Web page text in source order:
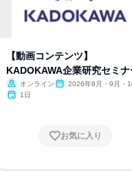
【動画コンテンツ】
KADOKAWA企業研究セミナ
オンライン
2026年8月・9月・
1日
お気に入り